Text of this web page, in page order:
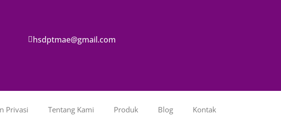
hsdptmae@gmail.com
Privasi Tentang Kami Produk Blog Kontak